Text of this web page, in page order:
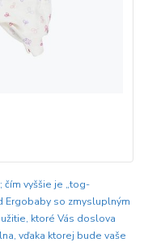
čím vyššie je „tog-
Ergobaby so zmysluplným
ktoré Vás doslova
vďaka ktorej bude vaše